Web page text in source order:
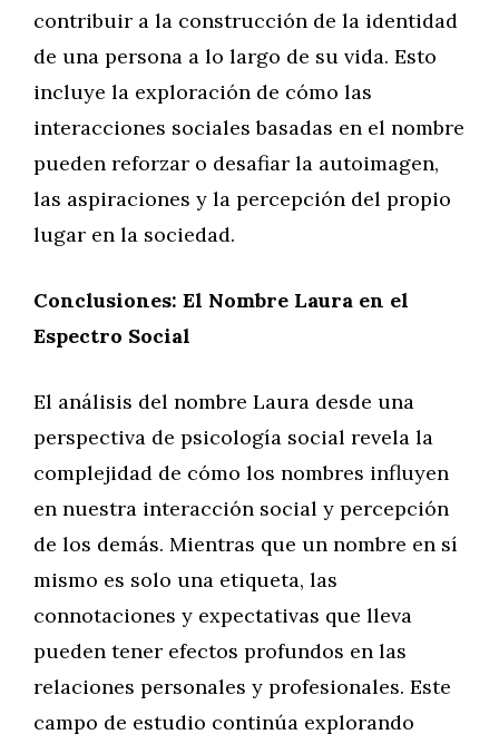
contribuir a la construcción de la identidad
de una persona a lo largo de su vida. Esto
incluye la exploración de cómo las
interacciones sociales basadas en el nombre
pueden reforzar o desafiar la autoimagen,
las aspiraciones y la percepción del propio
lugar en la sociedad.
Conclusiones: El Nombre Laura en el
Espectro Social
El análisis del nombre Laura desde una
perspectiva de psicología social revela la
complejidad de cómo los nombres influyen
en nuestra interacción social y percepción
de los demás. Mientras que un nombre en sí
mismo es solo una etiqueta, las
connotaciones y expectativas que lleva
pueden tener efectos profundos en las
relaciones personales y profesionales. Este
campo de estudio continúa explorando